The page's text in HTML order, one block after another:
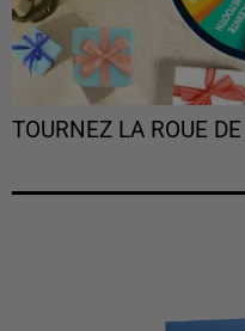
TOURNEZ LA ROUE